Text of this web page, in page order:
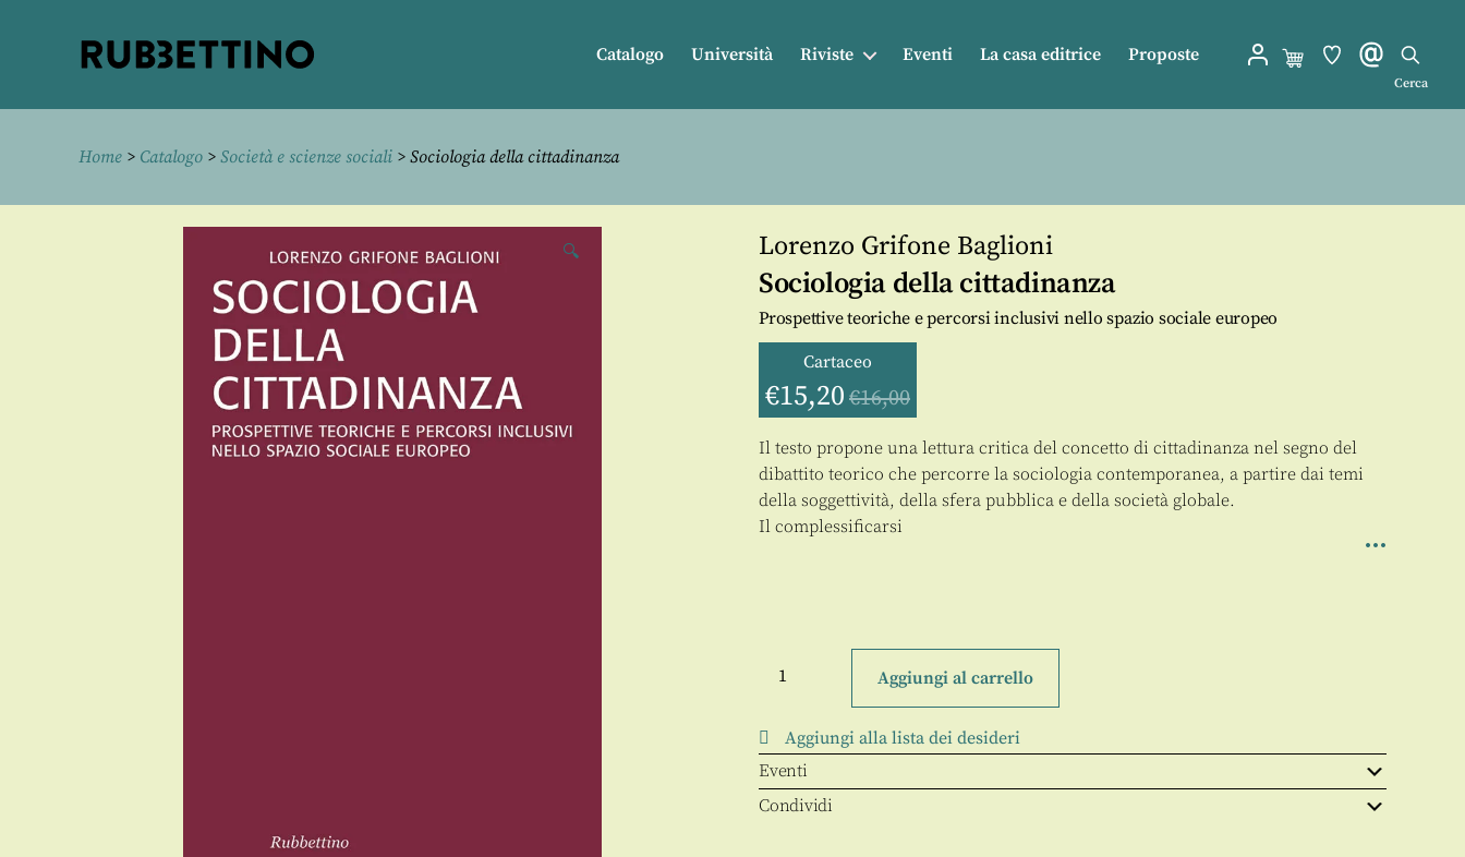
Catalogo Università Riviste Eventi La casa editrice Proposte
Cerca
Home > Catalogo > Società e scienze sociali > Sociologia della cittadinanza
🔍 Lorenzo Grifone Baglioni
Sociologia della cittadinanza
Prospettive teoriche e percorsi inclusivi nello spazio sociale europeo
Cartaceo
€15,20 €16,00
Il testo propone una lettura critica del concetto di cittadinanza nel segno del
dibattito teorico che percorre la sociologia contemporanea, a partire dai temi
della soggettività, della sfera pubblica e della società globale.
Il complessificarsi
della
Aggiungi al carrello
Aggiungi alla lista dei desideri
Eventi
Condividi